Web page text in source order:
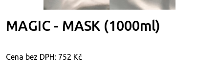
MAGIC - MASK (1000ml)
Cena bez DPH: 752 Kč